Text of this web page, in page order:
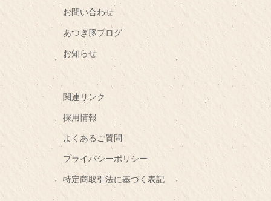
お問い合わせ
あつぎ豚ブログ
お知らせ
関連リンク
採用情報
よくあるご質問
プライバシーポリシー
特定商取引法に基づく表記